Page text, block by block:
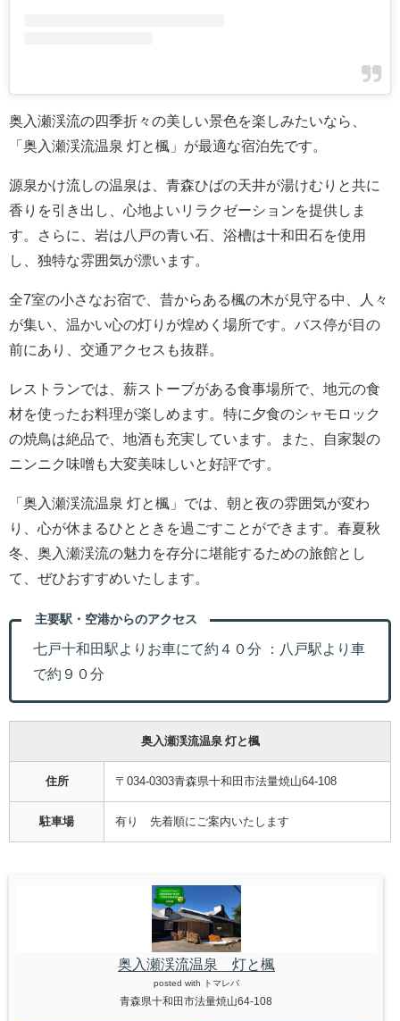
奥入瀬渓流の四季折々の美しい景色を楽しみたいなら、
「奥入瀬渓流温泉 灯と楓」が最適な宿泊先です。
源泉かけ流しの温泉は、青森ひばの天井が湯けむりと共に
香りを引き出し、心地よいリラクゼーションを提供しま
す。さらに、岩は八戸の青い石、浴槽は十和田石を使用
し、独特な雰囲気が漂います。
全7室の小さなお宿で、昔からある楓の木が見守る中、人々
が集い、温かい心の灯りが煌めく場所です。バス停が目の
前にあり、交通アクセスも抜群。
レストランでは、薪ストーブがある食事場所で、地元の食
材を使ったお料理が楽しめます。特に夕食のシャモロック
の焼鳥は絶品で、地酒も充実しています。また、自家製の
ニンニク味噌も大変美味しいと好評です。
「奥入瀬渓流温泉 灯と楓」では、朝と夜の雰囲気が変わ
り、心が休まるひとときを過ごすことができます。春夏秋
冬、奥入瀬渓流の魅力を存分に堪能するための旅館とし
て、ぜひおすすめいたします。
主要駅・空港からのアクセス
七戸十和田駅よりお車にて約４０分 ：八戸駅より車
で約９０分
奥入瀬渓流温泉 灯と楓
住所 〒034-0303青森県十和田市法量焼山64-108
駐車場 有り 先着順にご案内いたします
奥入瀬渓流温泉 灯と楓
posted with トマレバ
青森県十和田市法量焼山64-108